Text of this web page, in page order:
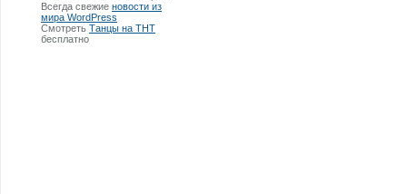
Всегда свежие новости из
мира WordPress
Смотреть Танцы на ТНТ
бесплатно